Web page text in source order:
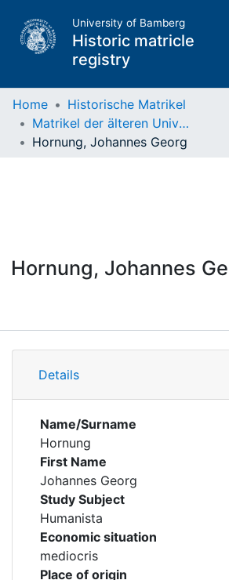
University of Bamberg
Historic matricle
registry
Matrikel
Home
Historische Matrikel
Matrikel der älteren Universität
Hornung, Johannes Georg
Hornung, Johannes
Details
Details
Name/Surname
Hornung
First Name
Johannes Georg
Study Subject
Humanista
Economic situation
mediocris
Place of origin